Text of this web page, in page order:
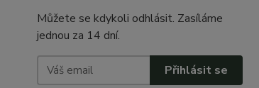
Můžete se kdykoli odhlásit. Zasíláme
jednou za 14 dní.
Přihlásit se